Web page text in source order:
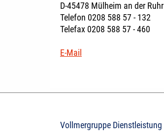
D-45478 Mülheim an der Ruhr
Telefon 0208 588 57 - 132
Telefax 0208 588 57 - 460
E-Mail
Vollmergruppe Dienstleistung